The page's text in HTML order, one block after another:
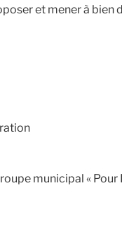
et mener à bien
municipal « Pour